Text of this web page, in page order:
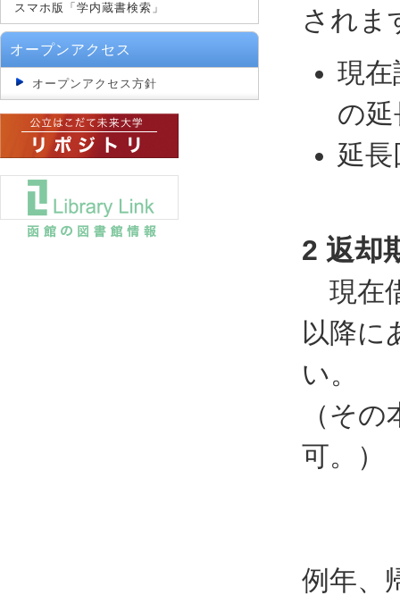
スマホ版「学内蔵書検索」
オープンアクセス
オープンアクセス方針
されま
現
の延
延
2 返却
現在
以降に
い。
（そ
可。）
例年、